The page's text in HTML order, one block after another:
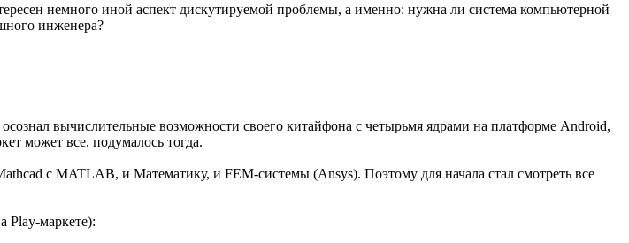
немного иной аспект дискутируемой проблемы, а именно: нужна ли система компьютерной
инженера?
вычислительные возможности своего китайфона с четырьмя ядрами на платформе Android,
может все, подумалось тогда.
с MATLAB, и Математику, и FEM-системы (Ansys). Поэтому для начала стал смотреть все
Play-маркете):